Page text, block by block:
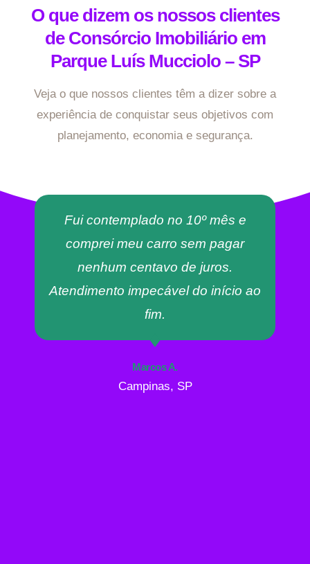
O que dizem os nossos clientes
de Consórcio Imobiliário em
Parque Luís Mucciolo – SP
Veja o que nossos clientes têm a dizer sobre a
experiência de conquistar seus objetivos com
planejamento, economia e segurança.
Fui contemplado no 10º mês e
comprei meu carro sem pagar
nenhum centavo de juros.
Atendimento impecável do início ao
fim.
Marcos A.
Campinas, SP